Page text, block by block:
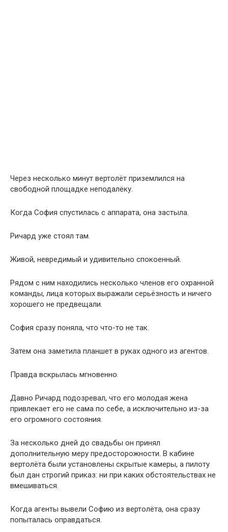
Через несколько минут вертолёт приземлился на
свободной площадке неподалёку.
Когда София спустилась с аппарата, она застыла.
Ричард уже стоял там.
Живой, невредимый и удивительно спокоенный.
Рядом с ним находились несколько членов его охранной
команды, лица которых выражали серьёзность и ничего
хорошего не предвещали.
София сразу поняла, что что-то не так.
Затем она заметила планшет в руках одного из агентов.
Правда вскрылась мгновенно.
Давно Ричард подозревал, что его молодая жена
привлекает его не сама по себе, а исключительно из-за
его огромного состояния.
За несколько дней до свадьбы он принял
дополнительную меру предосторожности. В кабине
вертолёта были установлены скрытые камеры, а пилоту
был дан строгий приказ: ни при каких обстоятельствах не
вмешиваться.
Когда агенты вывели Софию из вертолёта, она сразу
попыталась оправдаться.